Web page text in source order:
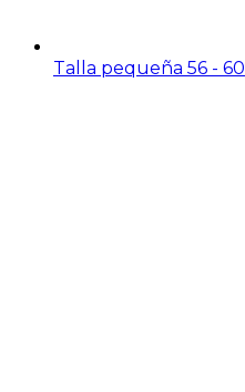
Talla pequeña 56 - 60